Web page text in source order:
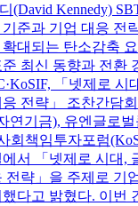
(David Kennedy)
준과 기업 대응 전
대되는 탄소감축
최신 동향과 전환
「넷제로 시
전략」 조찬간담
연기금), 유엔글로
회책임투자포럼
서 「넷제로 시대,
전략」을 주제로 기
다고 밝혔다. 이번